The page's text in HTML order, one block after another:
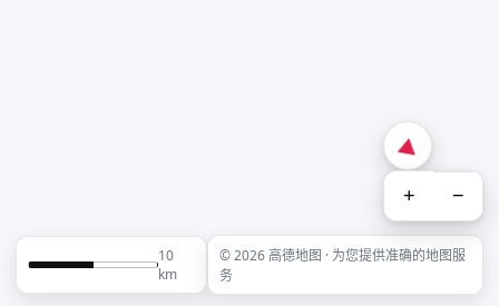
+ −
10
km
© 2026 高德地图 · 为您提供准确的地图服
务